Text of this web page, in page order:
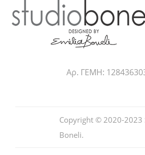
Αρ. ΓΕΜΗ:
Copyright © 2020-2023
Boneli.